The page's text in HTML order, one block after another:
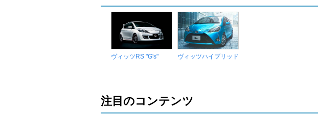
ヴィッツRS "G's" ヴィッツハイブリッド
注目のコンテンツ